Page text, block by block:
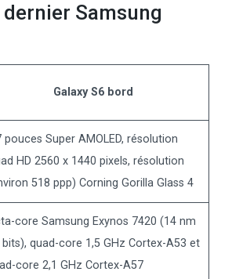
dernier Samsung
Galaxy S6 bord
pouces Super AMOLED, résolution
HD 2560 x 1440 pixels, résolution
518 ppp) Corning Gorilla Glass 4
core Samsung Exynos 7420 (14 nm
bits), quad-core 1,5 GHz Cortex-A53 et
core 2,1 GHz Cortex-A57